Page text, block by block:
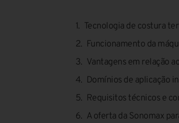
Tecnologia de costura
Funcionamento da
Vantagens em relação
Domínios de aplicação
Requisitos técnicos e
A oferta da Sonomax